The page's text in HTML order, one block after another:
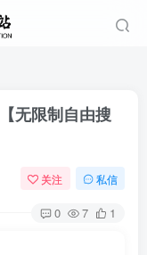
无限制自由搜
关注 私信
0 7 1